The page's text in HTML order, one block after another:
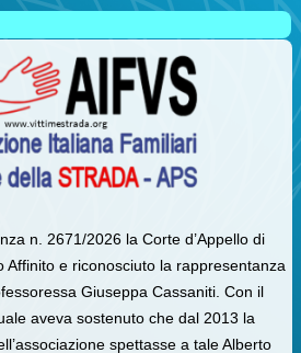
n. 2671/2026 la Corte d’Appello di
Affinito e riconosciuto la rappresentanza
Giuseppa Cassaniti. Con il
aveva sostenuto che dal 2013 la
spettasse a tale Alberto